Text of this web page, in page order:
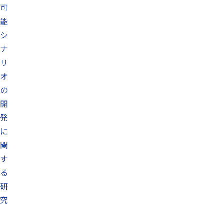
可
能
シ
ナ
リ
オ
の
開
発
に
関
す
る
研
究